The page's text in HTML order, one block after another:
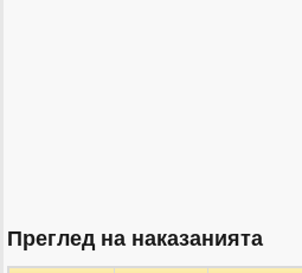
Преглед на наказанията